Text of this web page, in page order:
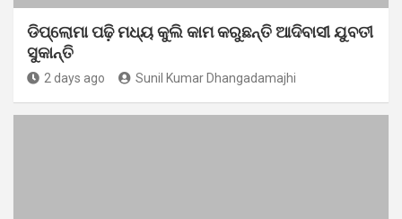
ଡିପ୍ଲୋମା ପଢ଼ି ମଧ୍ୟ କୁଲି କାମ କରୁଛନ୍ତି ଆଦିବାସୀ ଯୁବତୀ
ସୁକାନ୍ତି
2 days ago Sunil Kumar Dhangadamajhi